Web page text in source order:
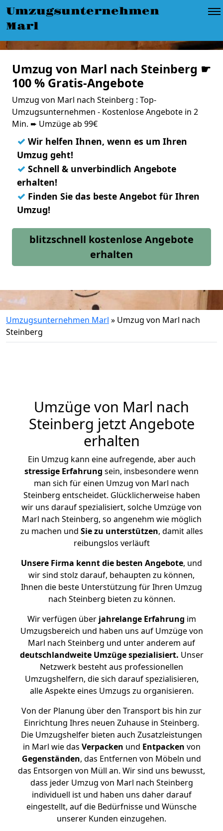
Umzugsunternehmen
Marl
Umzug von Marl nach Steinberg ☛
100 % Gratis-Angebote
Umzug von Marl nach Steinberg : Top-
Umzugsunternehmen - Kostenlose Angebote in 2
Min. ➨ Umzüge ab 99€
✓ Wir helfen Ihnen, wenn es um Ihren
Umzug geht!
✓ Schnell & unverbindlich Angebote
erhalten!
✓ Finden Sie das beste Angebot für Ihren
Umzug!
blitzschnell kostenlose Angebote
erhalten
Umzugsunternehmen Marl » Umzug von Marl nach
Steinberg
Umzüge von Marl nach
Steinberg jetzt Angebote
erhalten
Ein Umzug kann eine aufregende, aber auch
stressige Erfahrung sein, insbesondere wenn
man sich für einen Umzug von Marl nach
Steinberg entscheidet. Glücklicherweise haben
wir uns darauf spezialisiert, solche Umzüge von
Marl nach Steinberg, so angenehm wie möglich
zu machen und Sie zu unterstützen, damit alles
reibungslos verläuft
Unsere Firma kennt die besten Angebote, und
wir sind stolz darauf, behaupten zu können,
Ihnen die beste Unterstützung für Ihren Umzug
nach Steinberg bieten zu können.
Wir verfügen überjahrelange Erfahrung im
Umzugsbereich und haben uns auf Umzüge von
Marl nach Steinberg und unter anderem auf
deutschlandweite Umzüge spezialisiert. Unser
Netzwerk besteht aus professionellen
Umzugshelfern, die sich darauf spezialisieren,
alle Aspekte eines Umzugs zu organisieren.
Von der Planung über den Transport bis hin zur
Einrichtung Ihres neuen Zuhause in Steinberg.
Die Umzugshelfer bieten auch Zusatzleistungen
in Marl wie das Verpacken und Entpacken von
Gegenständen, das Entfernen von Möbeln und
das Entsorgen von Müll an. Wir sind uns bewusst,
dass jeder Umzug von Marl nach Steinberg
individuell ist und haben uns daher darauf
eingestellt, auf die Bedürfnisse und Wünsche
unserer Kunden einzugehen.